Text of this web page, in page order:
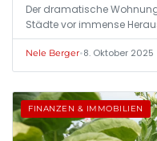
Der dramatische
Städte vor immense
Nele Berger•8. Oktober 2025
FINANZEN & IMMOBILIEN